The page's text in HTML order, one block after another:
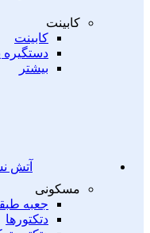
کابینت
کابینت
دستگیره
بیشتر
آتش
مسکونی
جعبه
دتکتورها